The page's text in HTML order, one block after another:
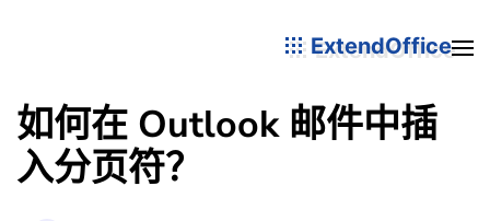
ExtendOffice
如何在 Outlook 邮件中插
入分页符？